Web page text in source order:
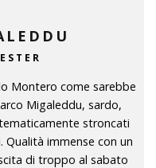
Montero come sarebbe
Migaleddu, sardo,
stroncati
Qualità immense con un
di troppo al sabato